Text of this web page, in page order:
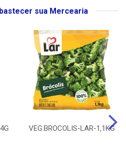
sua Mercearia
VEG.BROCOLIS-LAR-1,1KG